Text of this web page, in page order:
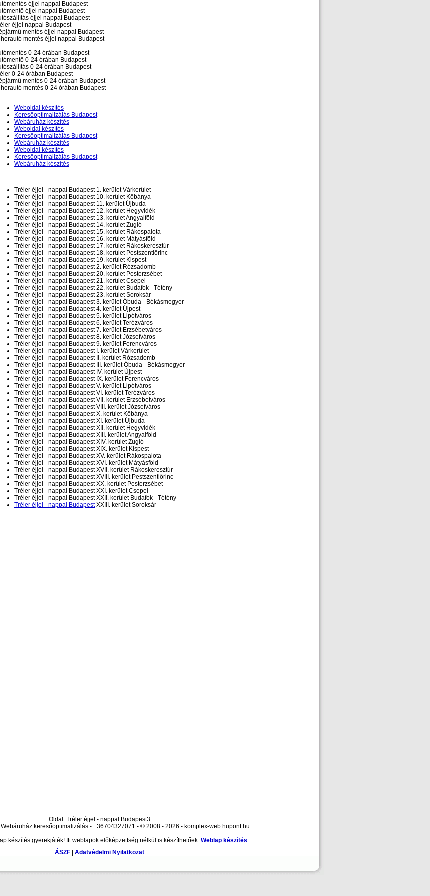
éjjel nappal Budapest
éjjel nappal Budapest
éjjel nappal Budapest
éjjel nappal Budapest
mentés éjjel nappal Budapest
mentés éjjel nappal Budapest
0-24 órában Budapest
0-24 órában Budapest
0-24 órában Budapest
0-24 órában Budapest
mentés 0-24 órában Budapest
mentés 0-24 órában Budapest
Weboldal készítés
Keresőoptimalizálás Budapest
Webáruház készítés
Weboldal készítés
Keresőoptimalizálás Budapest
Webáruház készítés
Weboldal készítés
Keresőoptimalizálás Budapest
Webáruház készítés
Tréler éjjel - nappal Budapest 1. kerület Várkerület
Tréler éjjel - nappal Budapest 10. kerület Kőbánya
Tréler éjjel - nappal Budapest 11. kerület Újbuda
Tréler éjjel - nappal Budapest 12. kerület Hegyvidék
Tréler éjjel - nappal Budapest 13. kerület Angyalföld
Tréler éjjel - nappal Budapest 14. kerület Zugló
Tréler éjjel - nappal Budapest 15. kerület Rákospalota
Tréler éjjel - nappal Budapest 16. kerület Mátyásföld
Tréler éjjel - nappal Budapest 17. kerület Rákoskeresztúr
Tréler éjjel - nappal Budapest 18. kerület Pestszentlőrinc
Tréler éjjel - nappal Budapest 19. kerület Kispest
Tréler éjjel - nappal Budapest 2. kerület Rózsadomb
Tréler éjjel - nappal Budapest 20. kerület Pesterzsébet
Tréler éjjel - nappal Budapest 21. kerület Csepel
Tréler éjjel - nappal Budapest 22. kerület Budafok - Tétény
Tréler éjjel - nappal Budapest 23. kerület Soroksár
Tréler éjjel - nappal Budapest 3. kerület Óbuda - Békásmegyer
Tréler éjjel - nappal Budapest 4. kerület Újpest
Tréler éjjel - nappal Budapest 5. kerület Lipótváros
Tréler éjjel - nappal Budapest 6. kerület Terézváros
Tréler éjjel - nappal Budapest 7. kerület Erzsébetváros
Tréler éjjel - nappal Budapest 8. kerület Józsefváros
Tréler éjjel - nappal Budapest 9. kerület Ferencváros
Tréler éjjel - nappal Budapest I. kerület Várkerület
Tréler éjjel - nappal Budapest II. kerület Rózsadomb
Tréler éjjel - nappal Budapest III. kerület Óbuda - Békásmegyer
Tréler éjjel - nappal Budapest IV. kerület Újpest
Tréler éjjel - nappal Budapest IX. kerület Ferencváros
Tréler éjjel - nappal Budapest V. kerület Lipótváros
Tréler éjjel - nappal Budapest VI. kerület Terézváros
Tréler éjjel - nappal Budapest VII. kerület Erzsébetváros
Tréler éjjel - nappal Budapest VIII. kerület Józsefváros
Tréler éjjel - nappal Budapest X. kerület Kőbánya
Tréler éjjel - nappal Budapest XI. kerület Újbuda
Tréler éjjel - nappal Budapest XII. kerület Hegyvidék
Tréler éjjel - nappal Budapest XIII. kerület Angyalföld
Tréler éjjel - nappal Budapest XIV. kerület Zugló
Tréler éjjel - nappal Budapest XIX. kerület Kispest
Tréler éjjel - nappal Budapest XV. kerület Rákospalota
Tréler éjjel - nappal Budapest XVI. kerület Mátyásföld
Tréler éjjel - nappal Budapest XVII. kerület Rákoskeresztúr
Tréler éjjel - nappal Budapest XVIII. kerület Pestszentlőrinc
Tréler éjjel - nappal Budapest XX. kerület Pesterzsébet
Tréler éjjel - nappal Budapest XXI. kerület Csepel
Tréler éjjel - nappal Budapest XXII. kerület Budafok - Tétény
Tréler éjjel - nappal BudapestXXIII. kerület Soroksár
Oldal: Tréler éjjel - nappal Budapest3
Webáruház keresőoptimalizálás - +36704327071 - © 2008 - 2026 - komplex-web.hupont.hu
készítés gyerekjáték! Itt weblapok előképzettség nélkül is készíthetőek: Weblap készítés
ÁSZF| Adatvédelmi Nyilatkozat